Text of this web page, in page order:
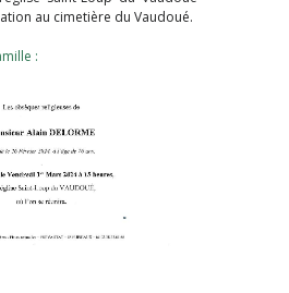
au cimetière du Vaudoué.
: